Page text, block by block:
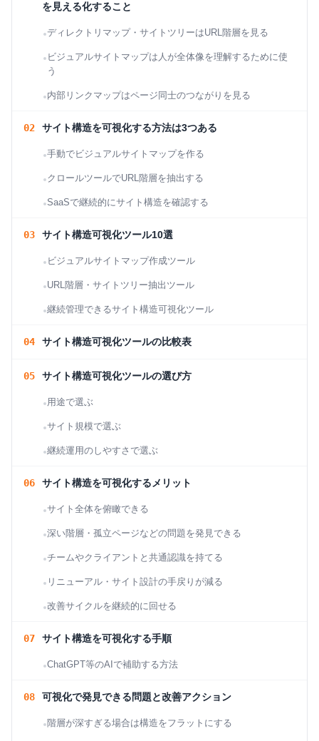
を見える化すること
ディレクトリマップ・サイトツリーはURL階層を見る
ビジュアルサイトマップは人が全体像を理解するために使
う
内部リンクマップはページ同士のつながりを見る
サイト構造を可視化する方法は3つある
手動でビジュアルサイトマップを作る
クロールツールでURL階層を抽出する
SaaSで継続的にサイト構造を確認する
サイト構造可視化ツール10選
ビジュアルサイトマップ作成ツール
URL階層・サイトツリー抽出ツール
継続管理できるサイト構造可視化ツール
サイト構造可視化ツールの比較表
サイト構造可視化ツールの選び方
用途で選ぶ
サイト規模で選ぶ
継続運用のしやすさで選ぶ
サイト構造を可視化するメリット
サイト全体を俯瞰できる
深い階層・孤立ページなどの問題を発見できる
チームやクライアントと共通認識を持てる
リニューアル・サイト設計の手戻りが減る
改善サイクルを継続的に回せる
サイト構造を可視化する手順
ChatGPT等のAIで補助する方法
可視化で発見できる問題と改善アクション
階層が深すぎる場合は構造をフラットにする